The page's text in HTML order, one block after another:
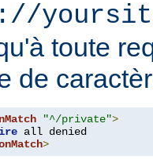
toute
de
"^/private">
>